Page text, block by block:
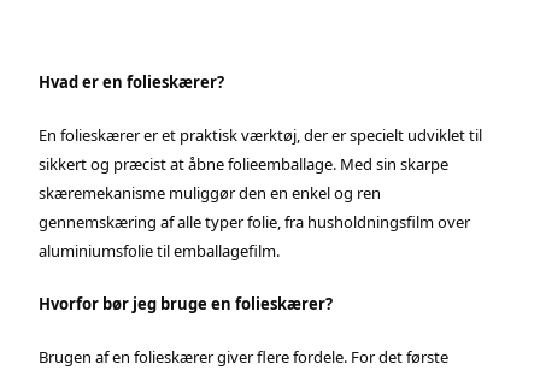
Hvad er en folieskærer?
En folieskærer er et praktisk værktøj, der er specielt udviklet til
sikkert og præcist at åbne folieemballage. Med sin skarpe
skæremekanisme muliggør den en enkel og ren
gennemskæring af alle typer folie, fra husholdningsfilm over
aluminiumsfolie til emballagefilm.
Hvorfor bør jeg bruge en folieskærer?
Brugen af en folieskærer giver flere fordele. For det første